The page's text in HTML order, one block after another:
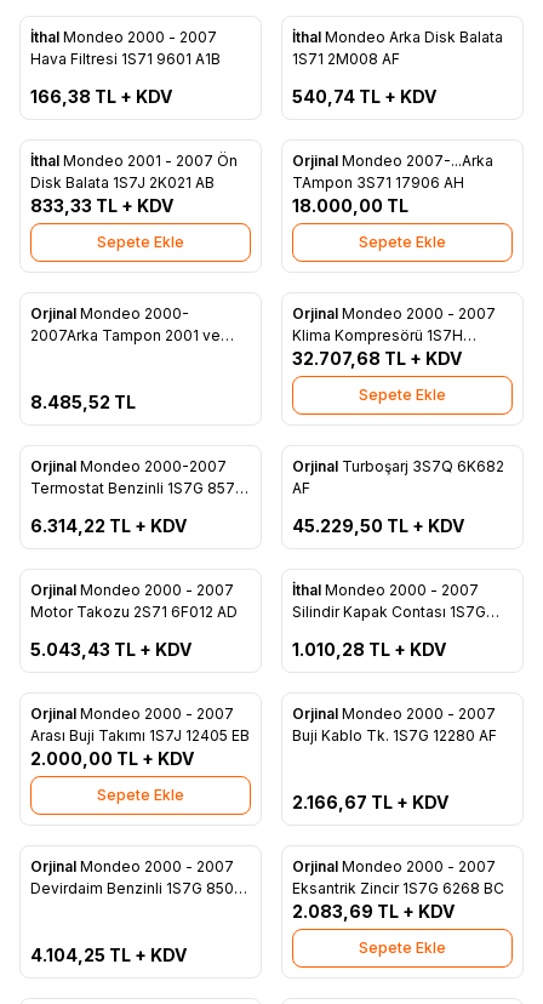
Favorilere Ekle
İthal Mondeo 2000 - 2007
Hava Filtresi 1S71 9601 A1B
166,38 TL + KDV
Favorilere Ekle
Tükendi
İthal Mondeo Arka Disk Balata
1S71 2M008 AF
540,74 TL + KDV
Favorilere Ekle
İthal Mondeo 2001 - 2007 Ön
Disk Balata 1S7J 2K021 AB
833,33 TL + KDV
Sepete Ekle
Favorilere Ekle
Orjinal Mondeo 2007-...Arka
TAmpon 3S71 17906 AH
18.000,00 TL
Sepete Ekle
Favorilere Ekle
Orjinal Mondeo 2000-
2007Arka Tampon 2001 ve
8.485,52 TL
Favorilere Ekle
Orjinal Mondeo 2000 - 2007
Klima Kompresörü 1S7H
19D629 CE
32.707,68 TL + KDV
Sepete Ekle
Favorilere Ekle
Orjinal Mondeo 2000-2007
Termostat Benzinli 1S7G 8575
6.314,22 TL + KDV
Favorilere Ekle
Tükendi
Orjinal Turboşarj 3S7Q 6K682
AF
45.229,50 TL + KDV
Favorilere Ekle
Orjinal Mondeo 2000 - 2007
Motor Takozu 2S71 6F012 AD
5.043,43 TL + KDV
Favorilere Ekle
Tükendi
İthal Mondeo 2000 - 2007
Silindir Kapak Contası 1S7G
1.010,28 TL + KDV
Favorilere Ekle
Orjinal Mondeo 2000 - 2007
Arası Buji Takımı 1S7J 12405 EB
2.000,00 TL + KDV
Sepete Ekle
Favorilere Ekle
Tükendi
Orjinal Mondeo 2000 - 2007
Buji Kablo Tk. 1S7G 12280 AF
2.166,67 TL + KDV
Favorilere Ekle
Orjinal Mondeo 2000 - 2007
Devirdaim Benzinli 1S7G 8501
4.104,25 TL + KDV
Favorilere Ekle
Orjinal Mondeo 2000 - 2007
Eksantrik Zincir 1S7G 6268 BC
2.083,69 TL + KDV
Sepete Ekle